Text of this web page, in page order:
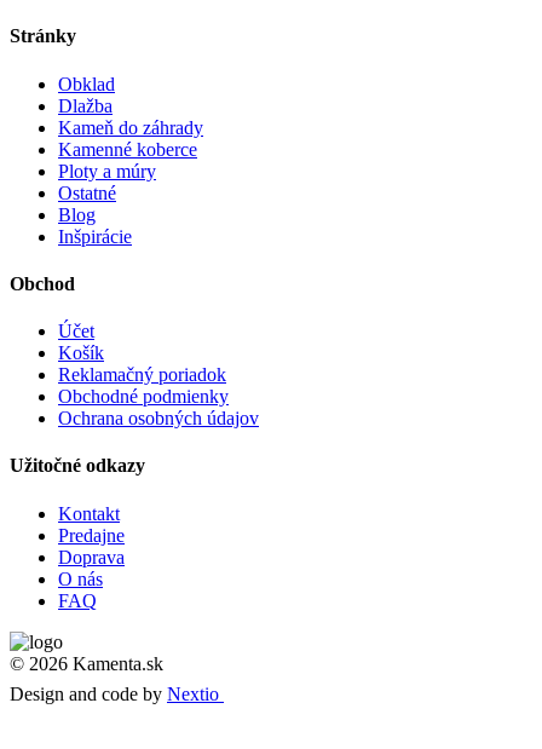
Stránky
Obklad
Dlažba
Kameň do záhrady
Kamenné koberce
Ploty a múry
Ostatné
Blog
Inšpirácie
Obchod
Účet
Košík
Reklamačný poriadok
Obchodné podmienky
Ochrana osobných údajov
Užitočné odkazy
Kontakt
Predajne
Doprava
O nás
FAQ
© 2026 Kamenta.sk
Design and code by Nextio